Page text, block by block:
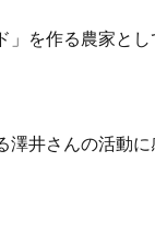
を作る農家とし
井さんの活動